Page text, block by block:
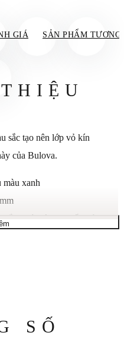
GIÁ SẢN PHẨM TƯƠNG
sắc tạo nên lớp vỏ kín
của Bulova.
màu xanh
với các chữ số, chỉ
SỐ